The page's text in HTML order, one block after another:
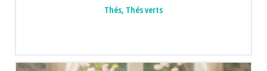
Thés, Thés verts